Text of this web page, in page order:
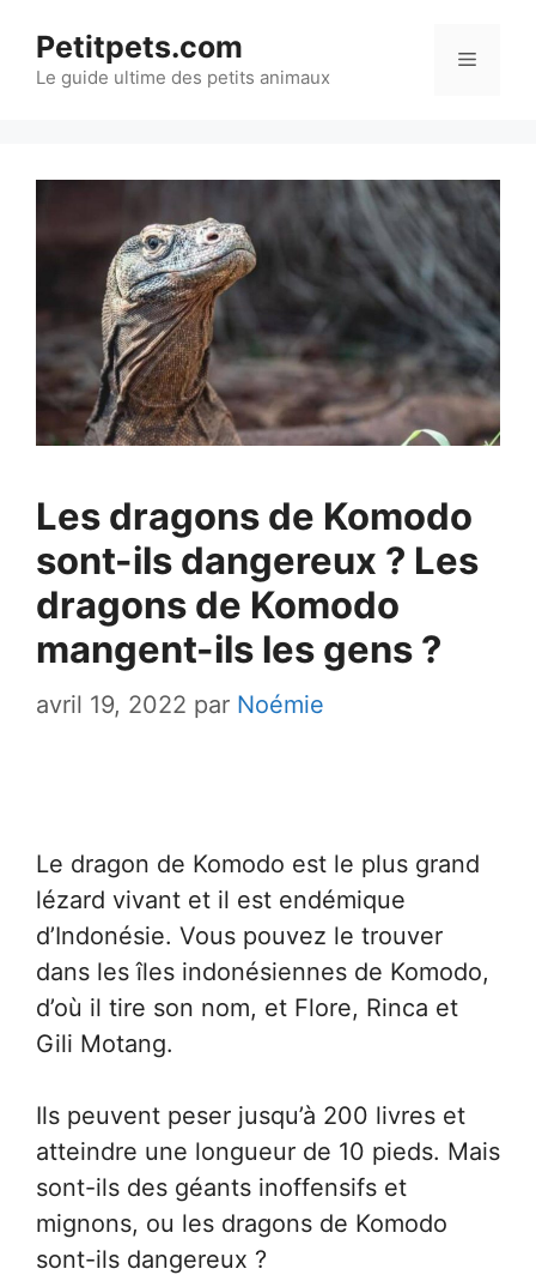
contenu
Petitpets.com
Le guide ultime des petits animaux
Menu
Les dragons de Komodo
sont-ils dangereux ? Les
dragons de Komodo
mangent-ils les gens ?
avril 19, 2022 par Noémie
Le dragon de Komodo est le plus grand
lézard vivant et il est endémique
d’Indonésie. Vous pouvez le trouver
dans les îles indonésiennes de Komodo,
d’où il tire son nom, et Flore, Rinca et
Gili Motang.
Ils peuvent peser jusqu’à 200 livres et
atteindre une longueur de 10 pieds. Mais
sont-ils des géants inoffensifs et
mignons, ou les dragons de Komodo
sont-ils dangereux ?